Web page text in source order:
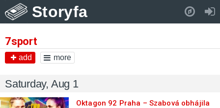
Storyfa
7sport
add more
Saturday, Aug 1
Oktagon 92 Praha – Szabová obhájila
Pull down to refresh..